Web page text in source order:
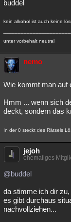
buddel
kein alkohol ist auch keine
unter vorbehalt neutral
nemo
Wie kommt man auf
Hmm ... wenn sich
deckt, sondern das
In der 0 steckt des Rätsels
jejoh
ehemaliges
@buddel
da stimme ich dir
es gibt durchaus
nachvollziehen...